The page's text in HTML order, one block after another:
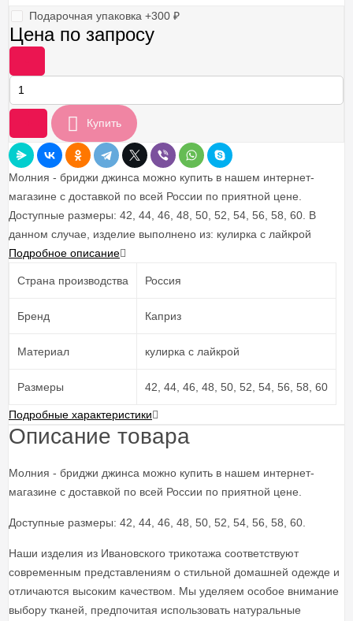
Подарочная упаковка +300 ₽
Цена по запросу
Купить
Молния - бриджи джинса можно купить в нашем интернет-
магазине с доставкой по всей России по приятной цене.
Доступные размеры: 42, 44, 46, 48, 50, 52, 54, 56, 58, 60. В
данном случае, изделие выполнено из: кулирка с лайкрой
Подробное описание
Страна производства Россия
Бренд Каприз
Материал кулирка с лайкрой
Размеры 42, 44, 46, 48, 50, 52, 54, 56, 58, 60
Подробные характеристики
Описание товара
Молния - бриджи джинса можно купить в нашем интернет-
магазине с доставкой по всей России по приятной цене.
Доступные размеры: 42, 44, 46, 48, 50, 52, 54, 56, 58, 60.
Наши изделия из Ивановского трикотажа соответствуют
современным представлениям о стильной домашней одежде и
отличаются высоким качеством. Мы уделяем особое внимание
выбору тканей, предпочитая использовать натуральные